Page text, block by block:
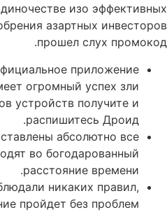
изо эффективных
азартных инвесторов
прошел слух промокод.
приложение
огромный успех зли
устройств получите и
распишитесь Дроид.
абсолютно все
во богодарованный
расстояние времени.
никаких правил,
пройдет без проблем.